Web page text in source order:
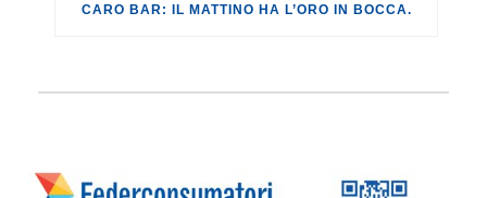
CARO BAR: IL MATTINO HA L’ORO IN BOCCA.